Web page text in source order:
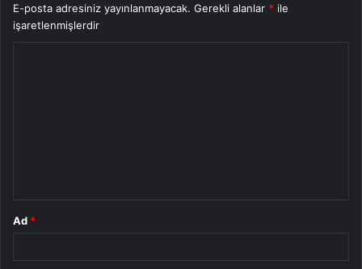
E-posta adresiniz yayınlanmayacak. Gerekli alanlar * ile
işaretlenmişlerdir
Ad *